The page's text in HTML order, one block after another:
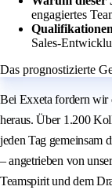
engagiertes
Sales-
Das prognostizierte
Bei Exxeta fordern wir
heraus. Über 1.200
jeden Tag gemeinsam
– angetrieben von
Teamspirit und dem